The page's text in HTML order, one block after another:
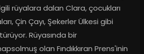
ilgili rüyalara dalan Clara, çocukları
Çin Çayı, Şekerler Ülkesi gibi
Rüyasında bir
olan Fındıkkıran Prens'inin